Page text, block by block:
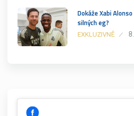
Dokáže Xabi
silných eg?
EXKLUZIVNĚ